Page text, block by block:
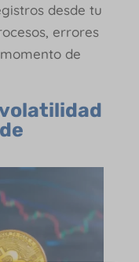
desde tu
errores
de